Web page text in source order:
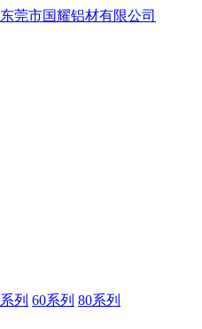
列 60系列 80系列